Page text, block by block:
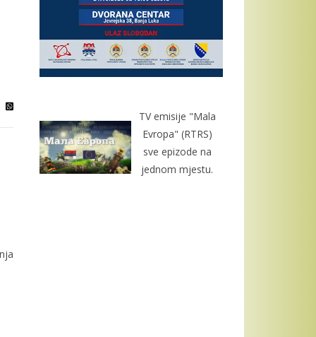
TV emisije "Mala
Evropa" (RTRS)
sve epizode na
jednom mjestu.